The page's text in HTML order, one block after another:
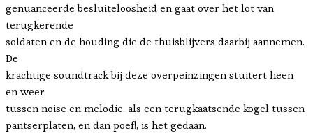
genuanceerde besluiteloosheid en gaat over het lot van
terugkerende
soldaten en de houding die de thuisblijvers daarbij aannemen.
De
krachtige soundtrack bij deze overpeinzingen stuitert heen
en weer
tussen noise en melodie, als een terugkaatsende kogel tussen
pantserplaten, en dan poef!, is het gedaan.